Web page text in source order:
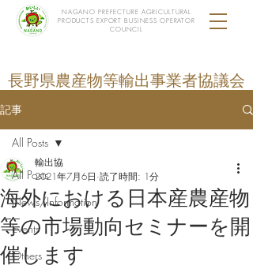
NAGANO PREFECTURE AGRICULTURAL
PRODUCTS EXPORT BUSINESS OPERATOR
COUNCIL
長野県農産物等輸出事業者協議会
記事
All Posts
News/Information
Events
Others
All Posts
海外における日本産農産物
等の市場動向セミナーを開
催します
輸出協
2021年7月6日 読了時間: 1分